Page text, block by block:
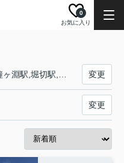
お気に入り
0
変更
変更